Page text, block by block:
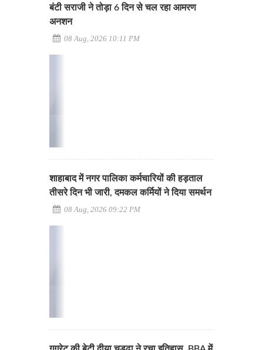
बंटी सराजी ने तोड़ा 6 दिन से चल रहा आमरण
अनशन
08 Aug, 2026 10:11 PM
शाहाबाद में नगर पालिका कर्मचारियों की हड़ताल
तीसरे दिन भी जारी, दमकल कर्मियों ने दिया समर्थन
08 Aug, 2026 09:22 PM